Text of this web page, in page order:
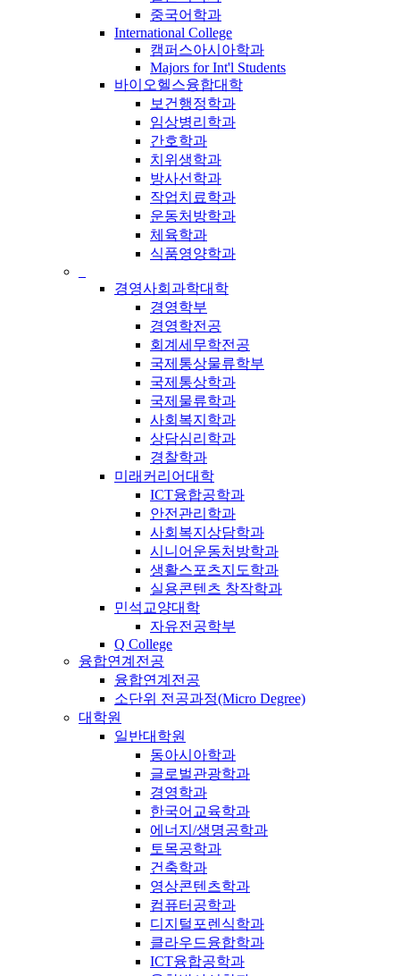
중국어학과
International College
캠퍼스아시아학과
Majors for Int'l Students
바이오헬스융합대학
보건행정학과
임상병리학과
간호학과
치위생학과
방사선학과
작업치료학과
운동처방학과
체육학과
식품영양학과
경영사회과학대학
경영학부
경영학전공
회계세무학전공
국제통상물류학부
국제통상학과
국제물류학과
사회복지학과
상담심리학과
경찰학과
미래커리어대학
ICT융합공학과
안전관리학과
사회복지상담학과
시니어운동처방학과
생활스포츠지도학과
실용콘텐츠 창작학과
민석교양대학
자유전공학부
Q College
융합연계전공
융합연계전공
소단위 전공과정(Micro Degree)
대학원
일반대학원
동아시아학과
글로벌관광학과
경영학과
한국어교육학과
에너지/생명공학과
토목공학과
건축학과
영상콘텐츠학과
컴퓨터공학과
디지털포렌식학과
클라우드융합학과
ICT융합공학과